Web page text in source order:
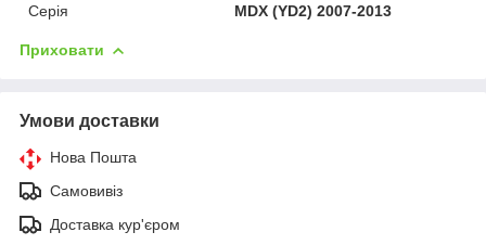
Серія
MDX (YD2) 2007-2013
Приховати
Умови доставки
Нова Пошта
Самовивіз
Доставка кур'єром